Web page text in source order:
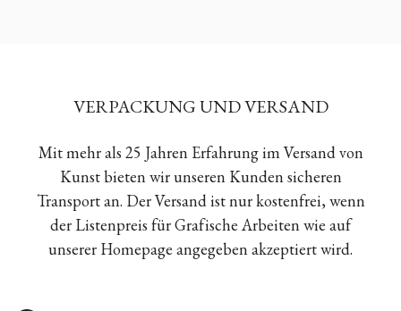
VERPACKUNG UND VERSAND
Mit mehr als 25 Jahren Erfahrung im Versand von
Kunst bieten wir unseren Kunden sicheren
Transport an. Der Versand ist nur kostenfrei, wenn
der Listenpreis für Grafische Arbeiten wie auf
unserer Homepage angegeben akzeptiert wird.